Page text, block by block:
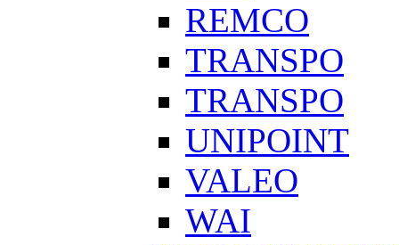
REMCO
TRANSPO
TRANSPO
UNIPOINT
VALEO
WAI